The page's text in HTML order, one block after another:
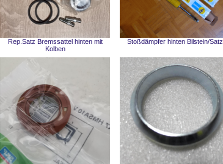
Rep.Satz Bremssattel hinten mit
Kolben
Stoßdämpfer hinten Bilstein/Satz